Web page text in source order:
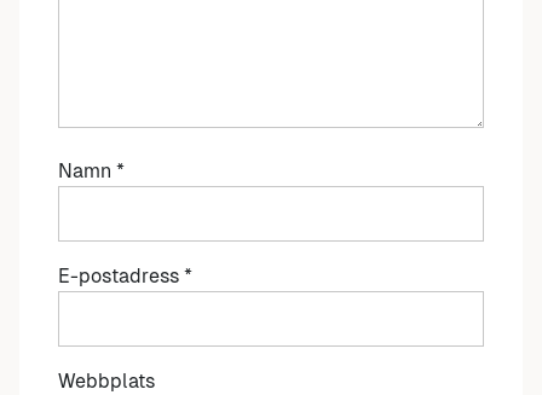
Namn *
E-postadress *
Webbplats